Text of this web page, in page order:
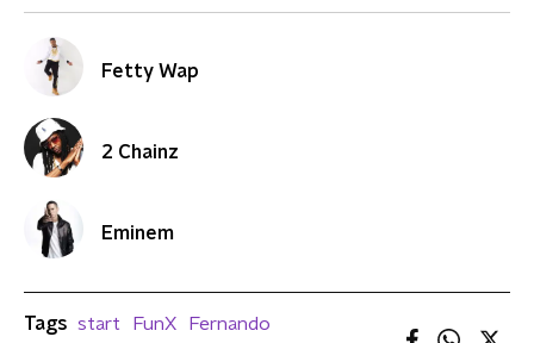
Fetty Wap
2 Chainz
Eminem
Tags start FunX
Fernando